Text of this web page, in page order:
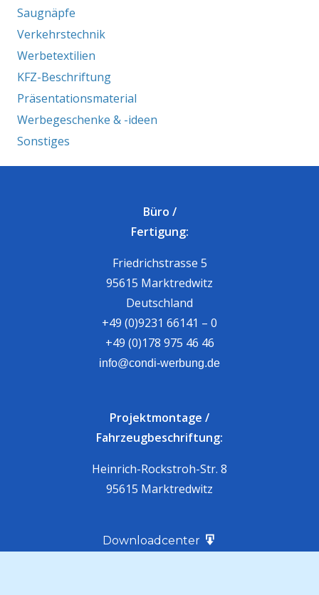
Saugnäpfe
Verkehrstechnik
Werbetextilien
KFZ-Beschriftung
Präsentationsmaterial
Werbegeschenke & -ideen
Sonstiges
Büro /
Fertigung:
Friedrichstrasse 5
95615 Marktredwitz
Deutschland
+49 (0)9231 66141 – 0
+49 (0)178 975 46 46
info@condi-werbung.de
Projektmontage /
Fahrzeugbeschriftung:
Heinrich-Rockstroh-Str. 8
95615 Marktredwitz
Downloadcenter